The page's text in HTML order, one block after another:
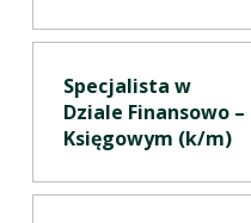
Specjalista w
Dziale Finansowo –
Księgowym (k/m) ​